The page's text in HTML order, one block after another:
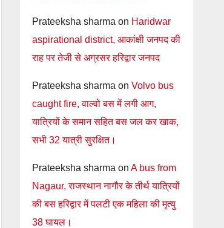
Prateeksha sharma on Haridwar
aspirational district, आकांक्षी जनपद की
राह पर तेजी से अग्रसर हरिद्वार जनपद
Prateeksha sharma on Volvo bus
caught fire, वाल्वो बस में लगी आग,
यात्रियों के समान सहित बस जल कर खाक,
सभी 32 यात्री सुरक्षित।
Prateeksha sharma on A bus from
Nagaur, राजस्थान नागौर के तीर्थ यात्रियों
की बस हरिद्वार में पलटी एक महिला की मृत्यु
38 घायल।